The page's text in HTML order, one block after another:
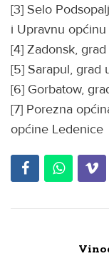
[3] Selo
i Upravnu
[4] Zadonsk,
[5] Sarapul, grad
[6] Gorbatow,
[7] Porezna
općine Ledenice